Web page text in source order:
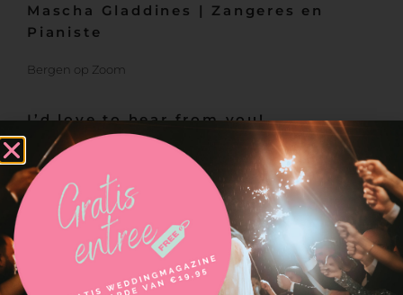
Mascha Gladdines | Zangeres en
Pianiste
Bergen op Zoom
I’d love to hear from you!
Ik vind het leuk om wat van je te horen….Wees dus
geen vreemde en gebruik het formulier op deze
pagina om contact met me op te nemen. Ik reageer
zo snel mogelijk